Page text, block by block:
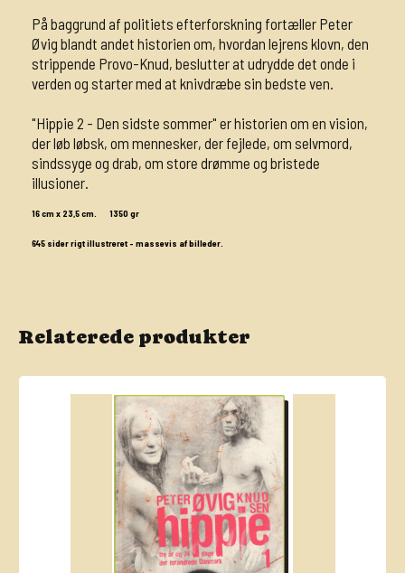
På baggrund af politiets efterforskning fortæller Peter
Øvig blandt andet historien om, hvordan lejrens klovn, den
strippende Provo-Knud, beslutter at udrydde det onde i
verden og starter med at knivdræbe sin bedste ven.
"Hippie 2 - Den sidste sommer" er historien om en vision,
der løb løbsk, om mennesker, der fejlede, om selvmord,
sindssyge og drab, om store drømme og bristede
illusioner.
16 cm x 23,5 cm. 1350 gr
645 sider rigt illustreret - massevis af billeder.
Relaterede produkter